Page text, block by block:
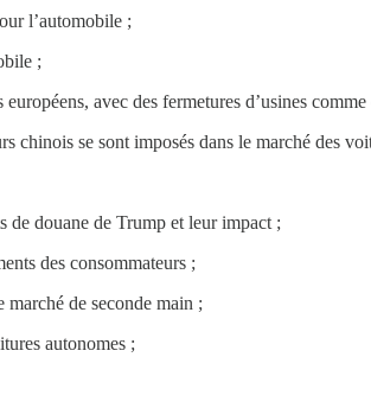
l’automobile ;
;
européens, avec des fermetures d’usines
chinois se sont imposés dans le marché des
de douane de Trump et leur impact ;
des consommateurs ;
marché de seconde main ;
autonomes ;